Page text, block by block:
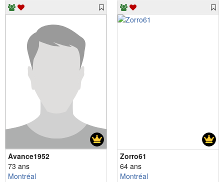
Avance1952
73 ans
Montréal
Zorro61
64 ans
Montréal